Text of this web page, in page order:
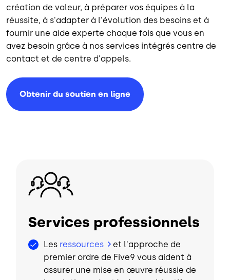
création de valeur, à préparer vos équipes à la
réussite, à s'adapter à l'évolution des besoins et à
fournir une aide experte chaque fois que vous en
avez besoin grâce à nos services intégrés centre de
contact et de centre d'appels.
Obtenir du soutien en ligne
Image
Services professionnels
Les ressources
et l'approche de
premier ordre de Five9 vous aident à
assurer une mise en œuvre réussie de